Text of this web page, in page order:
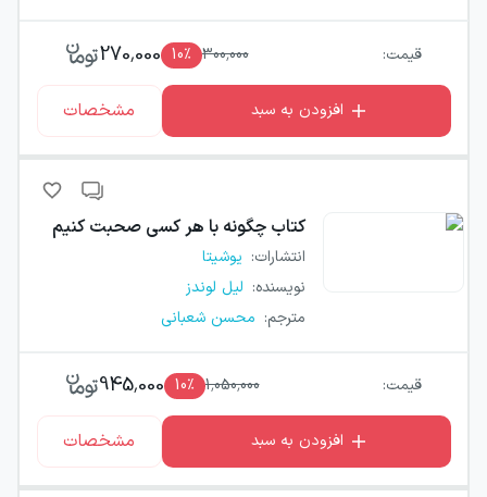
قیمت: 300,000
10٪ 270,000
افزودن به سبد مشخصات
کتاب چگونه با هر کسی صحبت کنیم
انتشارات: یوشیتا
نویسنده: لیل لوندز
مترجم: محسن شعبانی
قیمت: 1,050,000
10٪ 945,000
افزودن به سبد مشخصات